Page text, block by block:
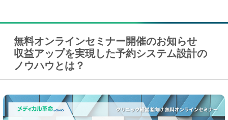
無料オンラインセミナー開催のお知らせ
収益アップを実現した予約システム設計の
ノウハウとは？